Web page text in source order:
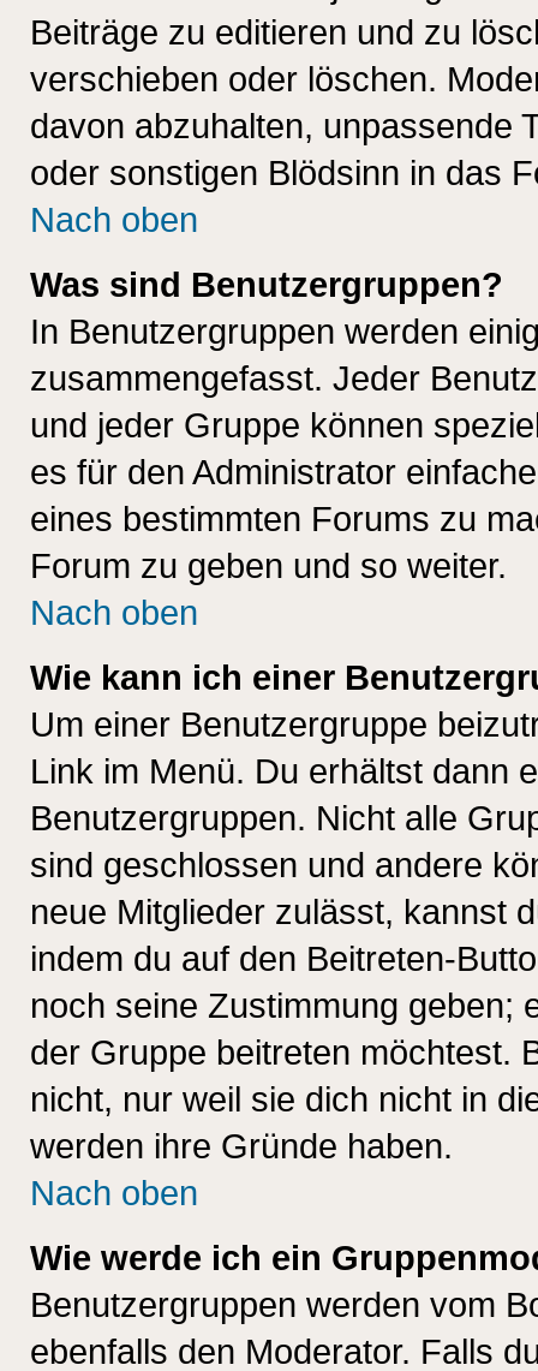
Beiträge zu editieren und zu
verschieben oder löschen.
davon abzuhalten, unpassende
oder sonstigen Blödsinn in das
Nach oben
Was sind Benutzergruppen?
In Benutzergruppen werden
zusammengefasst. Jeder
und jeder Gruppe können
es für den Administrator
eines bestimmten Forums zu
Forum zu geben und so weiter.
Nach oben
Wie kann ich einer
Um einer Benutzergruppe
Link im Menü. Du erhältst dann
Benutzergruppen. Nicht alle
sind geschlossen und andere
neue Mitglieder zulässt, kannst
indem du auf den Beitreten-
noch seine Zustimmung geben;
der Gruppe beitreten möchtest.
nicht, nur weil sie dich nicht in
werden ihre Gründe haben.
Nach oben
Wie werde ich ein
Benutzergruppen werden vom
ebenfalls den Moderator. Falls